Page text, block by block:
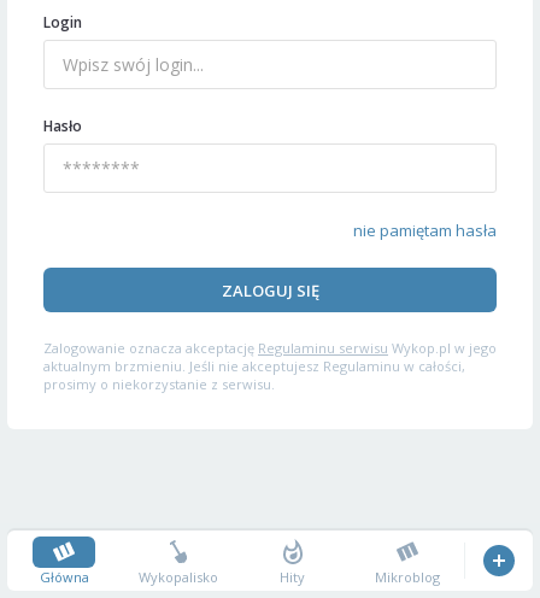
Login
Hasło
nie pamiętam hasła
ZALOGUJ SIĘ
Zalogowanie oznacza akceptację Regulaminu serwisu Wykop.pl w jego
aktualnym brzmieniu. Jeśli nie akceptujesz Regulaminu w całości,
prosimy o niekorzystanie z serwisu.
Główna Wykopalisko Hity Mikroblog